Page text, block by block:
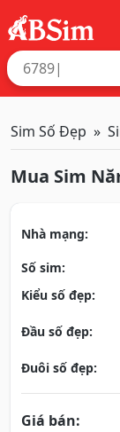
Sim Số Đẹp
Mua Sim
Nhà mạng:
Số sim:
Kiểu số đẹp:
Đầu số đẹp:
Đuôi số đẹp:
Giá bán: